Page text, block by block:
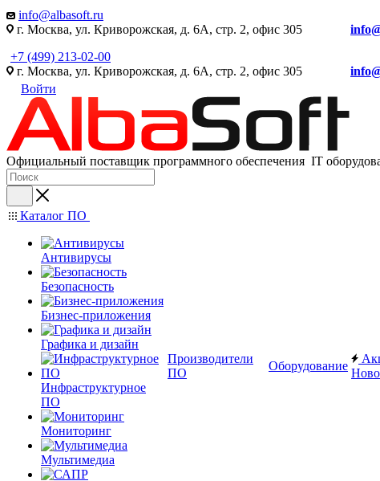
info@albasoft.ru
г. Москва, ул. Криворожская, д. 6А, стр. 2, офис 305
+7 (499) 213-02-00
г. Москва, ул. Криворожская, д. 6А, стр. 2, офис 305
Войти
Официальный поставщик программного обеспечения IT
Каталог ПО
Антивирусы
Безопасность
Бизнес-приложения
Графика и дизайн
Инфраструктурное
ПО
Мониторинг
Мультимедиа
Производители
ПО
Оборудование